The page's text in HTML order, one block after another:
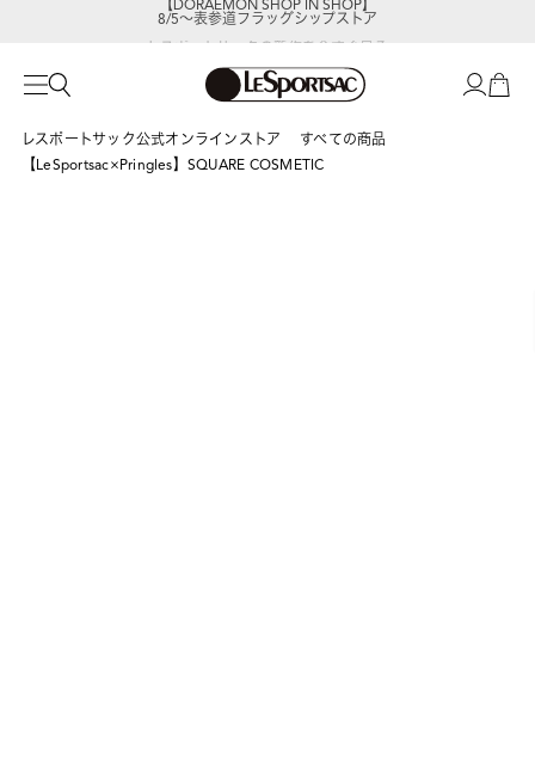
8/5～表参道フラッグシップストア
レスポートサック公式オンラインストア
すべての商品
【LeSportsac×Pringles】SQUARE COSMETIC